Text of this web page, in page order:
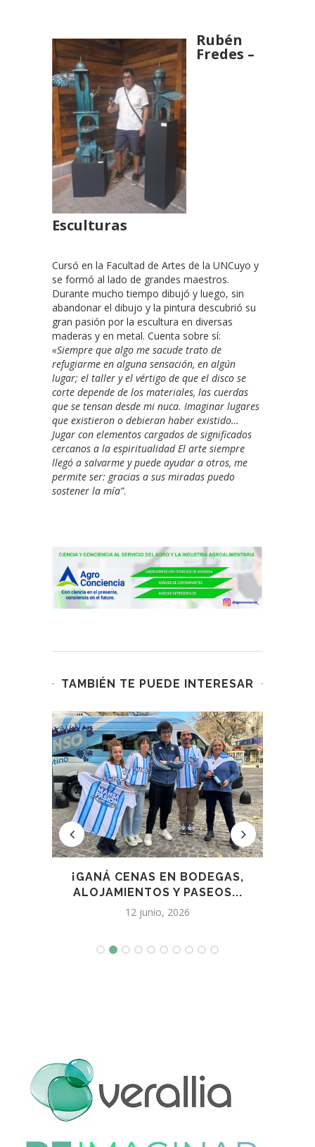
Rubén
Fredes –
Esculturas
Cursó en la Facultad de Artes de la UNCuyo y
se formó al lado de grandes maestros.
Durante mucho tiempo dibujó y luego, sin
abandonar el dibujo y la pintura descubrió su
gran pasión por la escultura en diversas
maderas y en metal. Cuenta sobre sí:
«Siempre que algo me sacude trato de
refugiarme en alguna sensación, en algún
lugar; el taller y el vértigo de que el disco se
corte depende de los materiales, las cuerdas
que se tensan desde mi nuca. Imaginar lugares
que existieron o debieran haber existido…
Jugar con elementos cargados de significados
cercanos a la espiritualidad El arte siempre
llegó a salvarme y puede ayudar a otros, me
permite ser: gracias a sus miradas puedo
sostener la mía”.
TAMBIÉN TE PUEDE INTERESAR
¡GANÁ CENAS EN BODEGAS,
ALOJAMIENTOS Y PASEOS...
12 junio, 2026